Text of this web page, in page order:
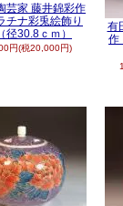
芸家 藤井錦彩作
チナ彩兎絵飾り
径30.8ｃｍ）
円(税20,000円)
有
作